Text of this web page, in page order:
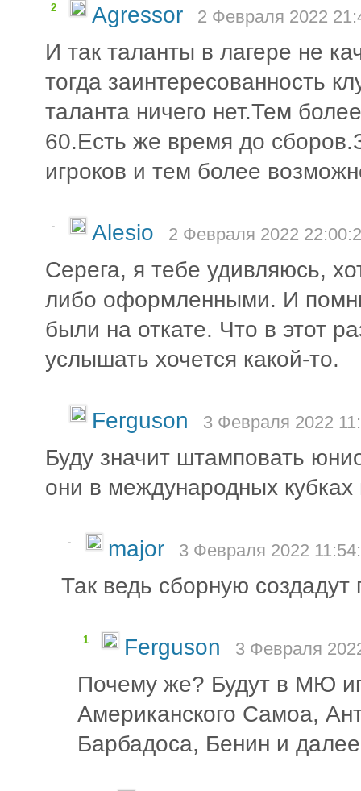
2 Agressor 2 Февраля 2022
И так таланты в лагере не
тогда заинтересованность
таланта ничего нет.Тем
60.Есть же время до
игроков и тем более
- Alesio 2 Февраля 2022
Серега, я тебе удивляюсь,
либо оформленными. И
были на откате. Что в этот
услышать хочется какой-то.
- Ferguson 3 Февраля 2022
Буду значит штамповать
они в международных кубках
- major 3 Февраля 2022
Так ведь сборную
1 Ferguson 3 Февраля
Почему же? Будут в МЮ
Американского Самоа,
Барбадоса, Бенин и